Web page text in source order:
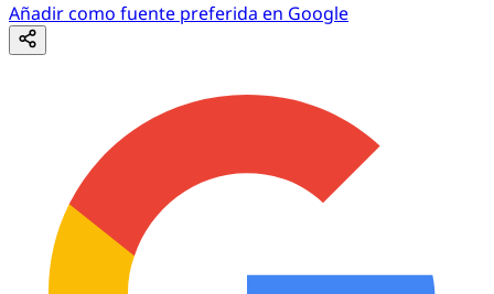
Añadir como fuente preferida en Google